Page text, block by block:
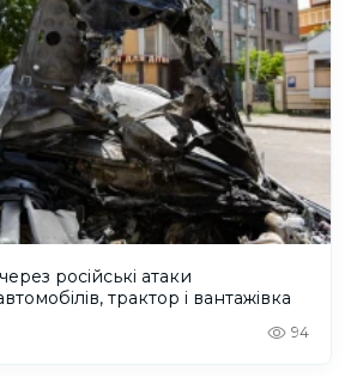
російські атаки
трактор і вантажівка
94